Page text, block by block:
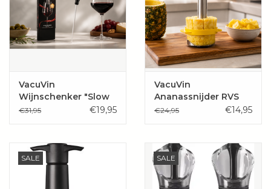
VacuVin
Wijnschenker "Slow
Wine Pourer"
€31,95 €19,95
VacuVin
Ananassnijder RVS
(incl. partjessnijder)
€24,95 €14,95
SALE SALE